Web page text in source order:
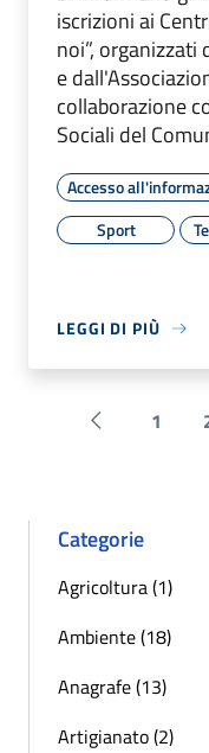
iscrizioni ai
noi”, organizzati
e
collaborazione
Sociali del
Accesso
Sport
LEGGI DI PIÙ
Pagina 1
Categorie
Agricoltura (1)
Ambiente (18)
Anagrafe (13)
Artigianato (2)